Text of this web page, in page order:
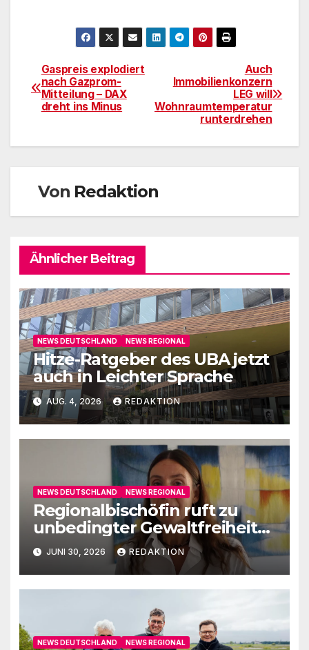
Beitragsnavigation
Auch
Immobilienkonzern
LEG will
Wohnraumtemperatur
runterdrehen
Gaspreis explodiert
nach Gazprom-
Mitteilung – DAX
dreht ins Minus
Von Redaktion
Ähnlicher Beitrag
NEWS DEUTSCHLAND NEWS REGIONAL
Hitze-Ratgeber des UBA jetzt
auch in Leichter Sprache
AUG. 4, 2026 REDAKTION
NEWS DEUTSCHLAND NEWS REGIONAL
Regionalbischöfin ruft zu
unbedingter Gewaltfreiheit
aufJUNI 30, 2026 REDAKTION
NEWS DEUTSCHLAND NEWS REGIONAL